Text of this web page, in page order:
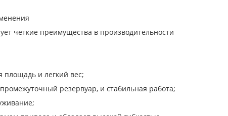
четкие преимущества в производительности
площадь и легкий вес;
резервуар, и стабильная работа;